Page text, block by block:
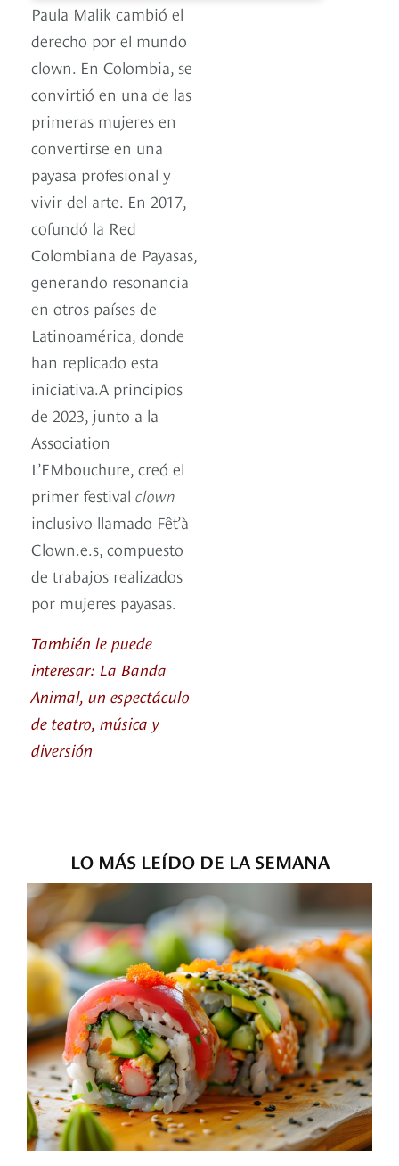
Paula Malik cambió el
derecho por el mundo
clown. En Colombia, se
convirtió en una de las
primeras mujeres en
convertirse en una
payasa profesional y
vivir del arte. En 2017,
cofundó la Red
Colombiana de Payasas,
generando resonancia
en otros países de
Latinoamérica, donde
han replicado esta
iniciativa.A principios
de 2023, junto a la
Association
L’EMbouchure, creó el
primer festival clown
inclusivo llamado Fêt’à
Clown.e.s, compuesto
de trabajos realizados
por mujeres payasas.
También le puede
interesar: La Banda
Animal, un espectáculo
de teatro, música y
diversión
LO MÁS LEÍDO DE LA SEMANA